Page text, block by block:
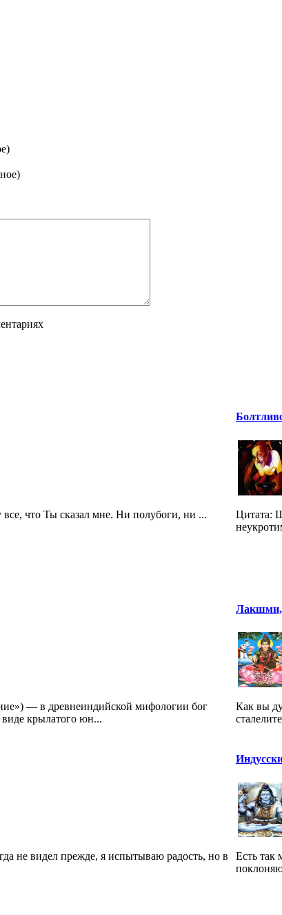
что Ты сказал мне. Ни полубоги, ни ...
Цитата:
— в древнеиндийской мифологии бог
крылатого юн...
Лакшми,
Как вы
не видел прежде, я испытываю радость, но в
Есть так